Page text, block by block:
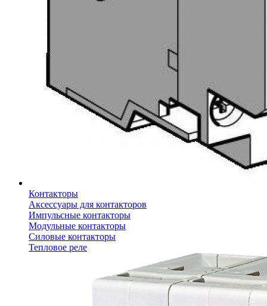
Контакторы
Аксессуары для контакторов
Импульсные контакторы
Модульные контакторы
Силовые контакторы
Тепловое реле